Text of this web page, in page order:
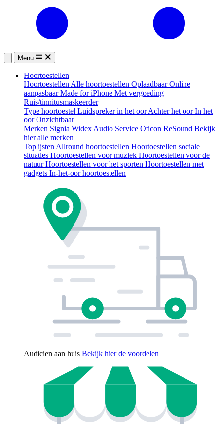
Menu
Hoortoestellen
Hoortoestellen Alle hoortoestellen OplaadbaarOnline
aanpasbaarMade for iPhone Met vergoeding
Ruis/tinnitusmaskeerder
Type hoortoestel Luidspreker in het oorAchter het oorIn het
oorOnzichtbaar
Merken Signia Widex Audio Service Oticon ReSound Bekijk
hier alle merken
Toplijsten Allround hoortoestellen Hoortoestellen sociale
situaties Hoortoestellen voor muziek Hoortoestellen voor de
natuurHoortoestellen voor het sporten Hoortoestellen met
gadgets In-het-oor hoortoestellen
Audicien aan huis Bekijk hier de voordelen